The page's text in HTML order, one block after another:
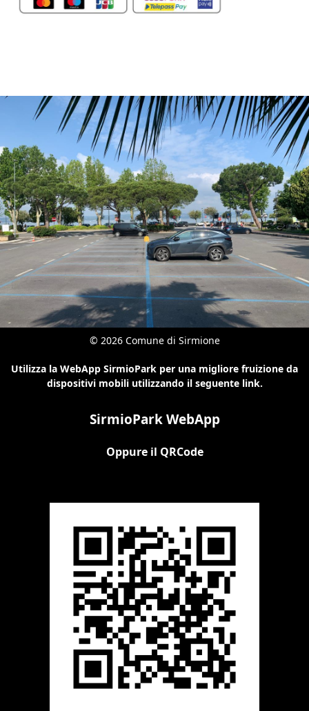
© 2026 Comune di Sirmione
Utilizza la WebApp SirmioPark per una migliore fruizione da
dispositivi mobili utilizzando il seguente link.
SirmioPark WebApp
Oppure il QRCode